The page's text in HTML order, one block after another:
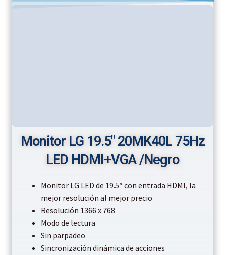
Monitor LG 19.5″ 20MK40L 75Hz
LED HDMI+VGA /Negro
Monitor LG LED de 19.5″ con entrada HDMI, la
mejor resolución al mejor precio
Resolución 1366 x 768
Modo de lectura
Sin parpadeo
Sincronización dinámica de acciones